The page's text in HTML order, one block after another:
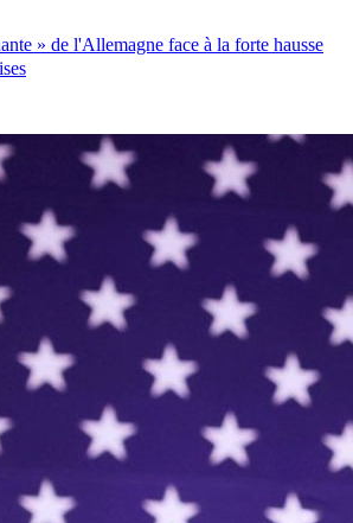
» de l'Allemagne face à la forte hausse